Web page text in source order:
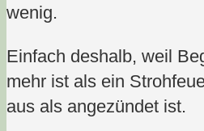
wenig.
Einfach deshalb, weil
mehr ist als ein
aus als angezündet ist.